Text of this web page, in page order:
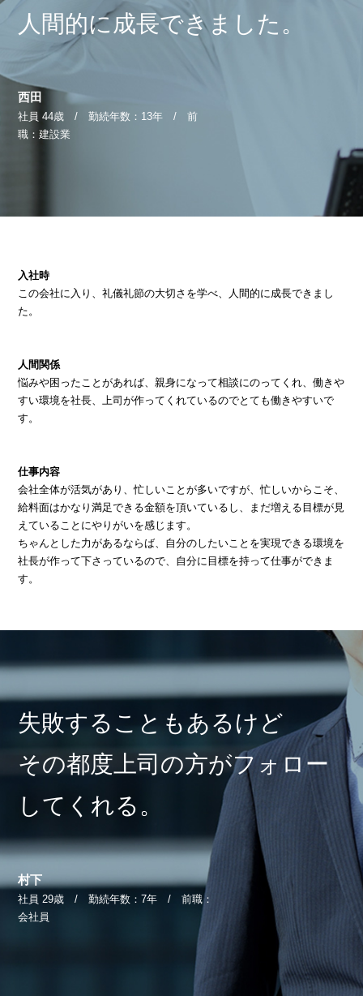
› 店舗スタッフ求人
› 女性求人
人間的に成長できました。
西田
社員 44歳 / 勤続年数：13年 / 前
職：建設業
入社時
この会社に入り、礼儀礼節の大切さを学べ、人間的に成長できまし
た。
人間関係
悩みや困ったことがあれば、親身になって相談にのってくれ、働きや
すい環境を社長、上司が作ってくれているのでとても働きやすいで
す。
仕事内容
会社全体が活気があり、忙しいことが多いですが、忙しいからこそ、
給料面はかなり満足できる金額を頂いているし、まだ増える目標が見
えていることにやりがいを感じます。
ちゃんとした力があるならば、自分のしたいことを実現できる環境を
社長が作って下さっているので、自分に目標を持って仕事ができま
す。
失敗することもあるけど
その都度上司の方がフォロー
してくれる。
村下
社員 29歳 / 勤続年数：7年 / 前職：
会社員